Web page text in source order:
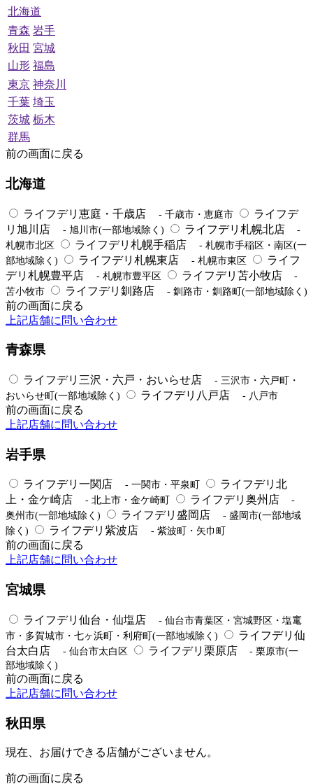
北海道
青森 岩手
秋田 宮城
山形 福島
東京 神奈川
千葉 埼玉
茨城 栃木
群馬
前の画面に戻る
北海道
ライフデリ恵庭・千歳店 - 千歳市・恵庭市
ライフデ
リ旭川店
- 旭川市(一部地域除く) ライフデリ札幌北店
-
札幌市北区
ライフデリ札幌手稲店
- 札幌市手稲区・南区(一
部地域除く)
ライフデリ札幌東店 - 札幌市東区
ライフ
デリ札幌豊平店
- 札幌市豊平区 ライフデリ苫小牧店
-
苫小牧市
ライフデリ釧路店 - 釧路市・釧路町(一部地域除く)
前の画面に戻る
上記店舗に問い合わせ
青森県
ライフデリ三沢・六戸・おいらせ店
- 三沢市・六戸町・
おいらせ町(一部地域除く)
ライフデリ八戸店 - 八戸市
前の画面に戻る
上記店舗に問い合わせ
岩手県
ライフデリ一関店 - 一関市・平泉町
ライフデリ北
上・金ケ崎店
- 北上市・金ケ崎町 ライフデリ奥州店
-
奥州市(一部地域除く)
ライフデリ盛岡店
- 盛岡市(一部地域
除く)
ライフデリ紫波店 - 紫波町・矢巾町
前の画面に戻る
上記店舗に問い合わせ
宮城県
ライフデリ仙台・仙塩店
- 仙台市青葉区・宮城野区・塩竃
市・多賀城市・七ヶ浜町・利府町(一部地域除く)
ライフデリ仙
台太白店
- 仙台市太白区 ライフデリ栗原店
- 栗原市(一
部地域除く)
前の画面に戻る
上記店舗に問い合わせ
秋田県
現在、お届けできる店舗がございません。
前の画面に戻る